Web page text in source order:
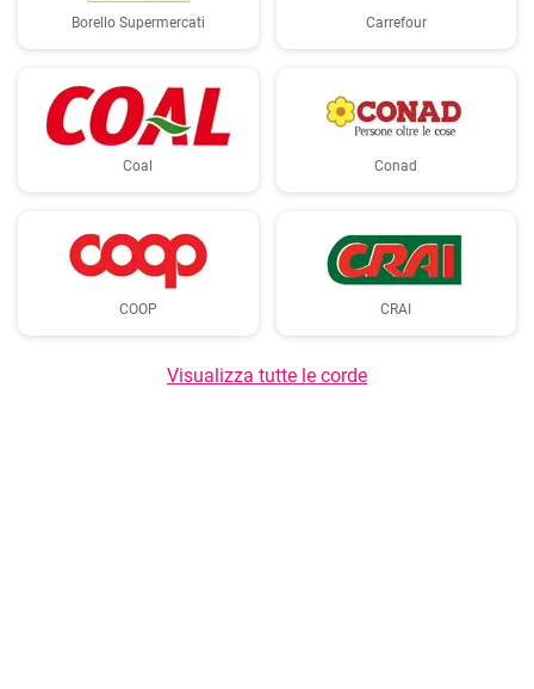
Borello Supermercati Carrefour
Coal Conad
COOP CRAI
Visualizza tutte le corde